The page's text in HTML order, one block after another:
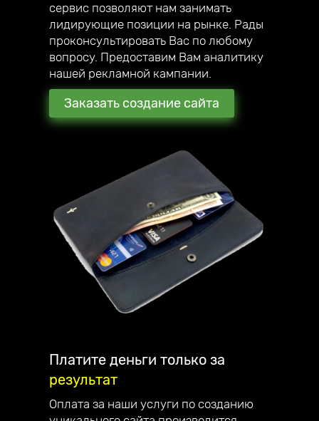
Делаемстильные сайты,
которые вас вдохновляют!
Приветствую, меня зовут Андрей
Юзефович, я руководитель компании
Unicode-Profi
Мы стараемся превзойти ожидания наших
своим знакомым и партнёрам.
С каждым клиентом общаюсь лично и
детально отвечаю на все вопросы.
Наша компания занимается созданием
сайтов, интернет-магазинов, лендингов и
их продвижением по всей России.
Являемся официальным партнёром
компании Mottor. Мы постоянно улучшаем
качество обслуживания. Работаем на
Наши достижения:
— в 2022 году начали разрабатывать свой
сервис позволяют нам занимать
лидирующие позиции на рынке. Рады
проконсультировать Вас по любому
вопросу. Предоставим Вам аналитику
нашей рекламной кампании.
Заказать создание сайта
Платите деньги только за
результат
Оплата за наши услуги по созданию